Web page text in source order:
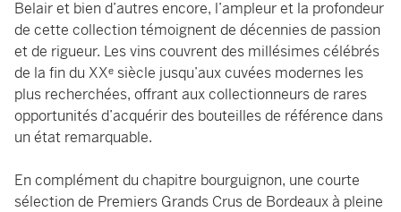
Belair et bien d’autres encore, l’ampleur et la profondeur
de cette collection témoignent de décennies de passion
et de rigueur. Les vins couvrent des millésimes célébrés
de la fin du XXᵉ siècle jusqu’aux cuvées modernes les
plus recherchées, offrant aux collectionneurs de rares
opportunités d’acquérir des bouteilles de référence dans
un état remarquable.
En complément du chapitre bourguignon, une courte
sélection de Premiers Grands Crus de Bordeaux à pleine